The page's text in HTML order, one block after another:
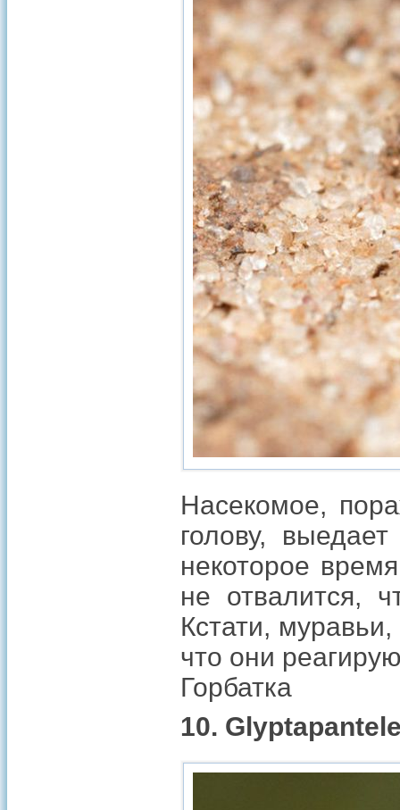
Насекомое,
голову,
некоторое
не отвалится,
Кстати,
что они
Горбатка
10.